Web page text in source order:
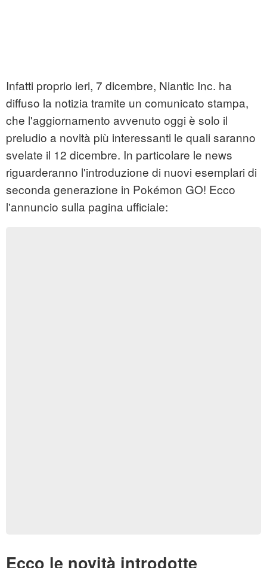
Infatti proprio ieri, 7 dicembre, Niantic Inc. ha
diffuso la notizia tramite un comunicato stampa,
che l'aggiornamento avvenuto oggi è solo il
preludio a novità più interessanti le quali saranno
svelate il 12 dicembre. In particolare le news
riguarderanno l'introduzione di nuovi esemplari di
seconda generazione in Pokémon GO! Ecco
l'annuncio sulla pagina ufficiale:
Ecco le novità introdotte